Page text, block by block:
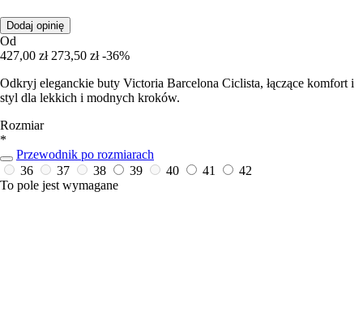
Dodaj opinię
Od
427,00 zł 273,50 zł -36%
Odkryj eleganckie buty Victoria Barcelona Ciclista, łączące komfort i
styl dla lekkich i modnych kroków.
Rozmiar
*
Przewodnik po rozmiarach
36
37 38 39 40 41
42
To pole jest wymagane